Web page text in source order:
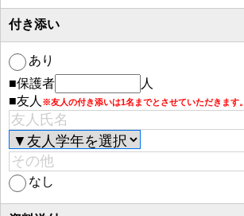
付き添い
あり
■保護者
人
■友人 ※友人の付き添いは1名までとさせていただきます。
なし